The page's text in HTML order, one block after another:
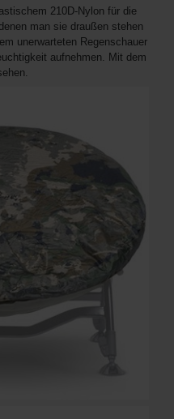
210D-Nylon für die
man sie draußen stehen
unerwarteten Regenschauer
aufnehmen. Mit dem